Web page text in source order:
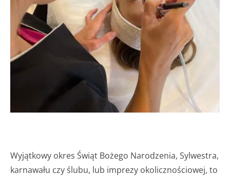
Wyjątkowy okres Świąt Bożego Narodzenia, Sylwestra,
karnawału czy ślubu, lub imprezy okolicznościowej, to